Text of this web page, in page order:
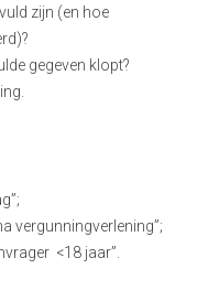
zijn (en hoe
gegeven klopt?
vergunningverlening”;
<18 jaar”.